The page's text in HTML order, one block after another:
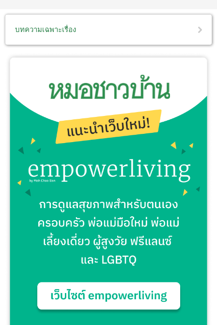
บทความเฉพาะเรื่อง